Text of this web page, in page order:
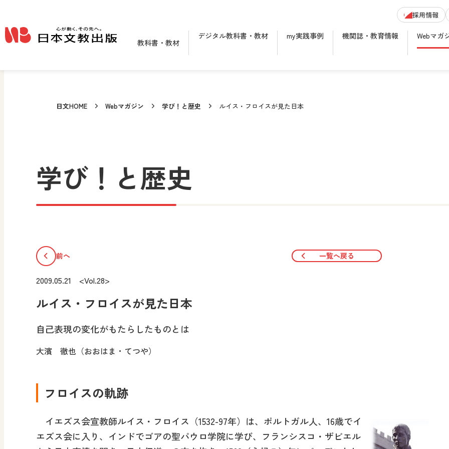
採用情報
教科書・教材
デジタル教科書・教材 my実践事例 機関誌・教育情報 Webマガ
日文HOME Webマガジン 学び！と歴史 ルイス・フロイスが見た日本
学び！と歴史
前へ 一覧へ戻る
2009.05.21 <Vol.28>
ルイス・フロイスが見た日本
自己表現の変化がもたらしたものとは
大濱 徹也（おおはま・てつや）
フロイスの軌跡
イエズス会宣教師ルイス・フロイス（1532-97年）は、ポルトガル人、16歳でイ
エズス会に入り、インドでゴアの聖パウロ学院に学び、フランシスコ・ザビエル